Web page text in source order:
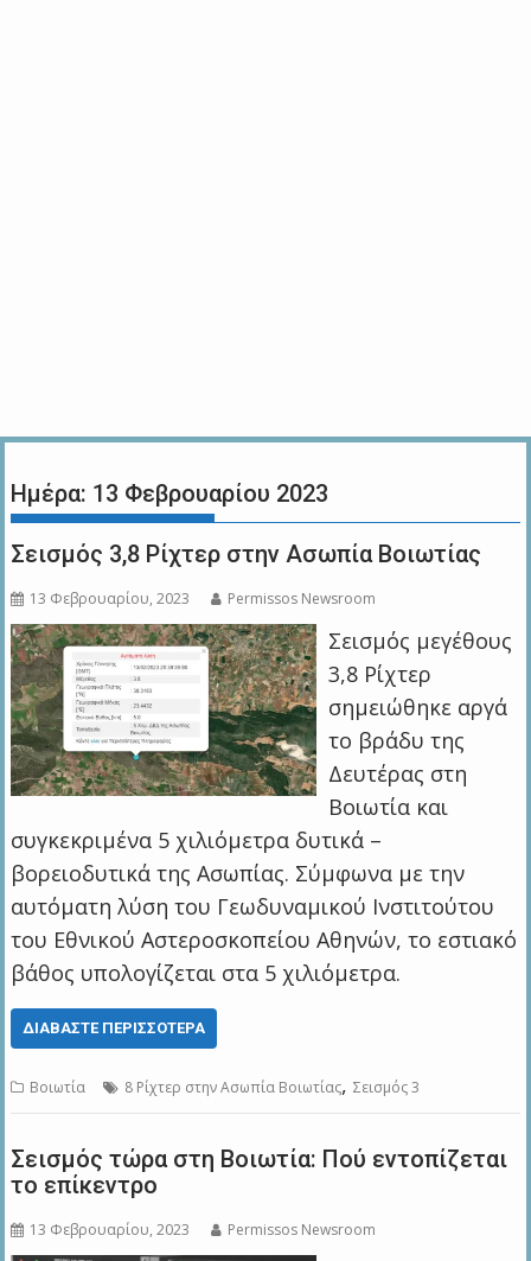
Ημέρα: 13 Φεβρουαρίου 2023
Σεισμός 3,8 Ρίχτερ στην Ασωπία Βοιωτίας
13 Φεβρουαρίου, 2023 Permissos Newsroom
Σεισμός μεγέθους
3,8 Ρίχτερ
σημειώθηκε αργά
το βράδυ της
Δευτέρας στη
Βοιωτία και
συγκεκριμένα 5 χιλιόμετρα δυτικά –
βορειοδυτικά της Ασωπίας. Σύμφωνα με την
αυτόματη λύση του Γεωδυναμικού Ινστιτούτου
του Εθνικού Αστεροσκοπείου Αθηνών, το εστιακό
βάθος υπολογίζεται στα 5 χιλιόμετρα.
ΔΙΑΒΆΣΤΕ ΠΕΡΙΣΣΌΤΕΡΑ
Βοιωτία 8 Ρίχτερ στην Ασωπία Βοιωτίας,Σεισμός 3
Σεισμός τώρα στη Βοιωτία: Πού εντοπίζεται
το επίκεντρο
13 Φεβρουαρίου, 2023 Permissos Newsroom